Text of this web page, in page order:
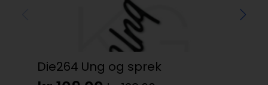
Die264 Ung og sprek